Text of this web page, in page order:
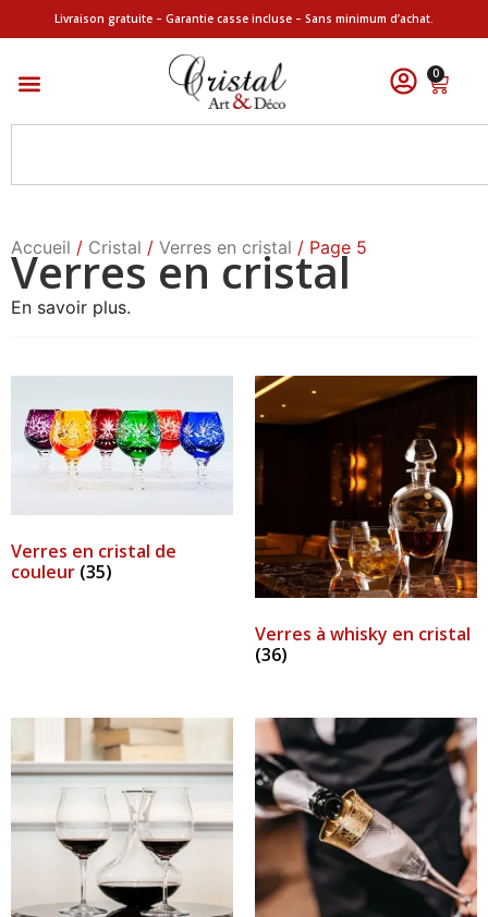
Livraison gratuite – Garantie casse incluse – Sans minimum d’achat.
0
Accueil / Cristal / Verres en cristal / Page 5
Verres en cristal
En savoir plus.
Verres en cristal de
couleur (35)
Verres à whisky en cristal
(36)